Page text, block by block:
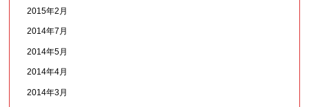
2015年2月
2014年7月
2014年5月
2014年4月
2014年3月